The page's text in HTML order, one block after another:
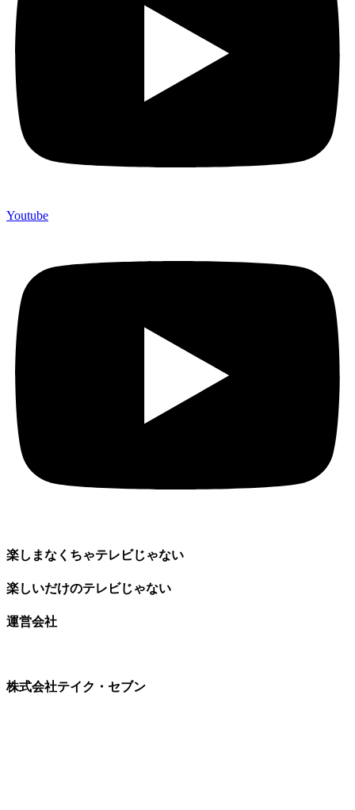
Youtube
楽しまなくちゃテレビじゃない
楽しいだけのテレビじゃない
運営会社
株式会社テイク・セブン